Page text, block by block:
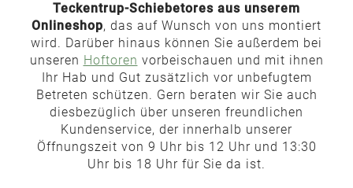
Teckentrup-Schiebetores aus unserem
Onlineshop, das auf Wunsch von uns montiert
wird. Darüber hinaus können Sie außerdem bei
unseren Hoftoren vorbeischauen und mit ihnen
Ihr Hab und Gut zusätzlich vor unbefugtem
Betreten schützen. Gern beraten wir Sie auch
diesbezüglich über unseren freundlichen
Kundenservice, der innerhalb unserer
Öffnungszeit von 9 Uhr bis 12 Uhr und 13:30
Uhr bis 18 Uhr für Sie da ist.